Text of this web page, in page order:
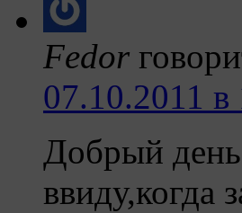
Fedor
07.10.2011 в
Добрый
ввиду,когда